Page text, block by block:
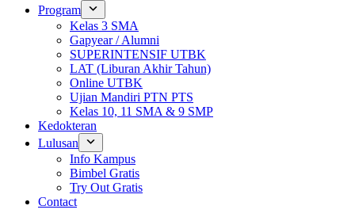
Program
Kelas 3 SMA
Gapyear / Alumni
SUPERINTENSIF UTBK
LAT (Liburan Akhir Tahun)
Online UTBK
Ujian Mandiri PTN PTS
Kelas 10, 11 SMA & 9 SMP
Kedokteran
Lulusan
Info Kampus
Bimbel Gratis
Try Out Gratis
Contact